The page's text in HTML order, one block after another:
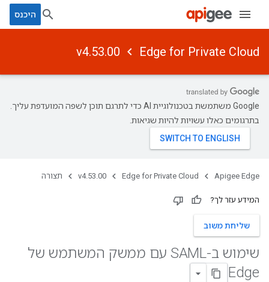
היכנס
Edge for Private Cloud
v4.53.00
‫Google משתמשת בטכנולוגיית AI כדי לתרגם תוכן לשפה המועדפת עליך.
בתרגומים כאלו עשויות להיות שגיאות.
Apigee Edge
Edge for Private Cloud
v4.53.00 תצורה
המידע עזר לך?
שליחת משוב
שימוש ב-SAML עם ממשק המשתמש של
Edge